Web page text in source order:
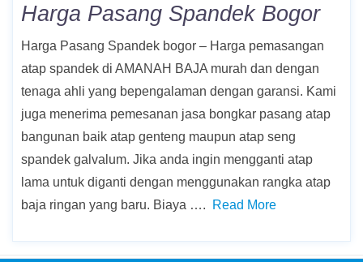
Harga Pasang Spandek Bogor
Harga Pasang Spandek bogor – Harga pemasangan
atap spandek di AMANAH BAJA murah dan dengan
tenaga ahli yang bepengalaman dengan garansi. Kami
juga menerima pemesanan jasa bongkar pasang atap
bangunan baik atap genteng maupun atap seng
spandek galvalum. Jika anda ingin mengganti atap
lama untuk diganti dengan menggunakan rangka atap
baja ringan yang baru. Biaya ….
Read More